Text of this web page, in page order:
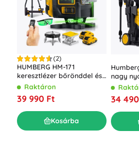
(2)
HUMBERG HM-171
keresztlézer bőrönddel és
állvánnyal, 4D 16 vonal,
Raktáron
39 990 Ft
Kosárba
nagy
34